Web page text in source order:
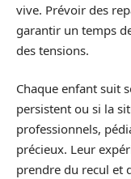
vive. Prévoir des
garantir un temps
des tensions.
Chaque enfant suit
persistent ou si la
professionnels,
précieux. Leur
prendre du recul et